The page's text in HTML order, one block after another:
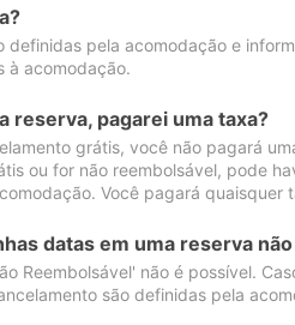
definidas pela acomodação e
à acomodação.
reserva, pagarei uma taxa?
grátis, você não pagará
ou for não reembolsável, pode
Você pagará quaisquer
datas em uma reserva
Reembolsável' não é possível.
são definidas pela